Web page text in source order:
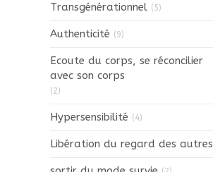
Transgénérationnel (5)
Authenticité (9)
Ecoute du corps, se réconcilier
avec son corps
(2)
Hypersensibilité (4)
Libération du regard des autres